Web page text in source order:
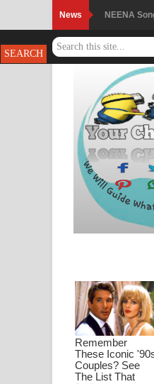
News Ahimi
විමයි හිමි
Mathaka
පාරනා
ගීතයේ පද
Obamai
ඔබමයි මගේ
ගීතයේ පද
Ankeliya
පද පෙළ
DEAR